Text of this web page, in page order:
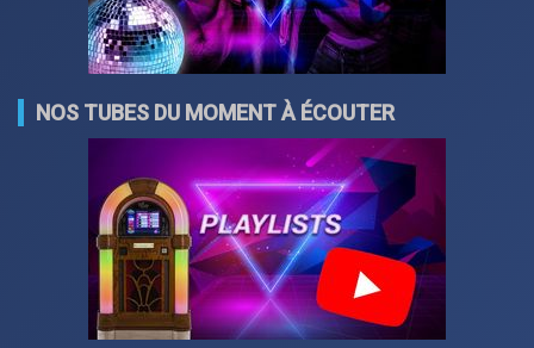
NOS TUBES DU MOMENT À ÉCOUTER